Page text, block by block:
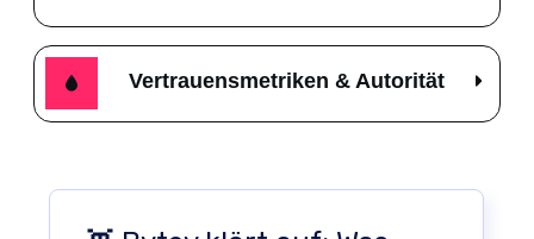
Vertrauensmetriken & Autorität